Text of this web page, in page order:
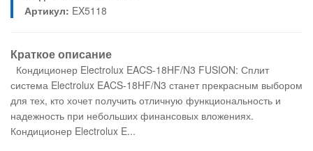
Артикул: EX5118
Краткое описание
Кондиционер Electrolux EACS-18HF/N3 FUSION: Сплит
система Electrolux EACS-18HF/N3 станет прекрасным выбором
для тех, кто хочет получить отличную функциональность и
надежность при небольших финансовых вложениях.
Кондиционер Electrolux E...